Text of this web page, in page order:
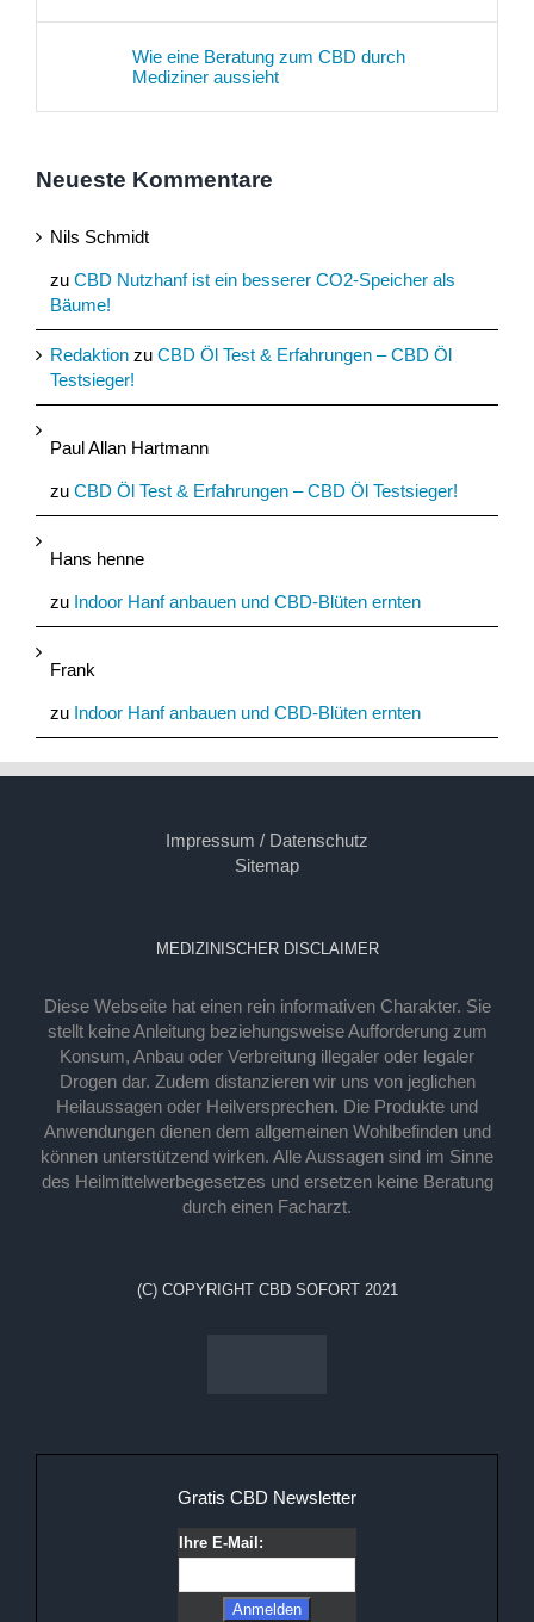
Wie eine Beratung zum CBD durch
Mediziner aussieht
Neueste Kommentare
Nils Schmidt
zu CBD Nutzhanf ist ein besserer CO2-Speicher als
Bäume!
Redaktion zu CBD Öl Test & Erfahrungen – CBD Öl
Testsieger!
Paul Allan Hartmann
zu CBD Öl Test & Erfahrungen – CBD Öl Testsieger!
Hans henne
zu Indoor Hanf anbauen und CBD-Blüten ernten
Frank
zu Indoor Hanf anbauen und CBD-Blüten ernten
Impressum / Datenschutz
Sitemap
MEDIZINISCHER DISCLAIMER
Diese Webseite hat einen rein informativen Charakter. Sie
stellt keine Anleitung beziehungsweise Aufforderung zum
Konsum, Anbau oder Verbreitung illegaler oder legaler
Drogen dar. Zudem distanzieren wir uns von jeglichen
Heilaussagen oder Heilversprechen. Die Produkte und
Anwendungen dienen dem allgemeinen Wohlbefinden und
können unterstützend wirken. Alle Aussagen sind im Sinne
des Heilmittelwerbegesetzes und ersetzen keine Beratung
durch einen Facharzt.
(C) COPYRIGHT CBD SOFORT 2021
Gratis CBD Newsletter
Ihre E-Mail: